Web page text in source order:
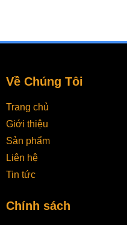
Về Chúng Tôi
Trang chủ
Giới thiệu
Sản phẩm
Liên hệ
Tin tức
Chính sách